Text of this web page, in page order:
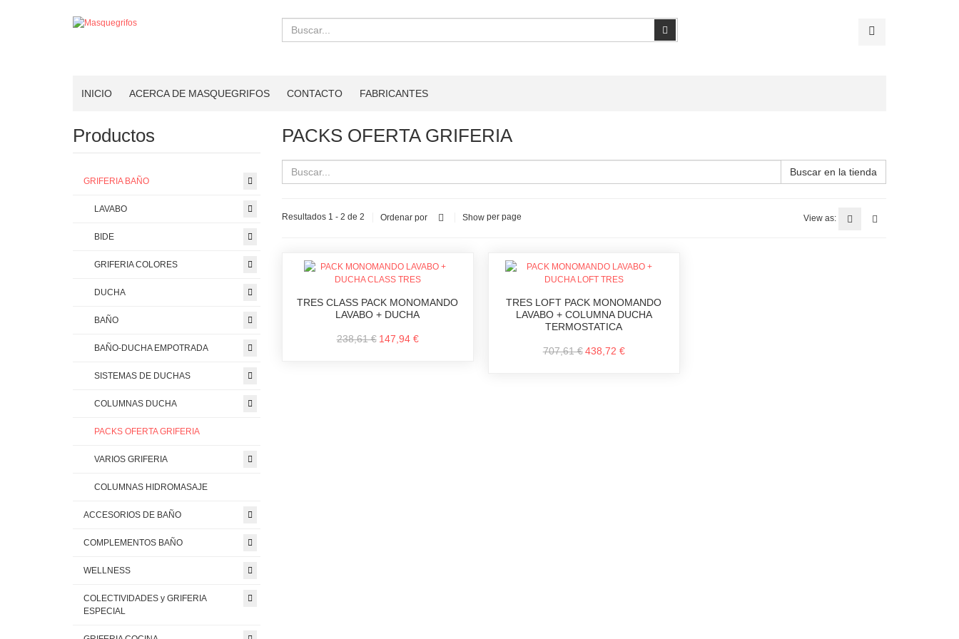
Buscar
INICIO ACERCA DE MASQUEGRIFOS CONTACTO FABRICANTES
PACKS OFERTA GRIFERIA
Buscar en la tienda
Resultados 1 - 2 de 2 Ordenar por Show per page View as:
TRES CLASS PACK MONOMANDO
LAVABO + DUCHA
238,61 € 147,94 €
TRES LOFT PACK MONOMANDO
LAVABO + COLUMNA DUCHA
TERMOSTATICA
707,61 € 438,72 €
Productos
GRIFERIA BAÑO
LAVABO
BIDE
GRIFERIA COLORES
DUCHA
BAÑO
BAÑO-DUCHA EMPOTRADA
SISTEMAS DE DUCHAS
COLUMNAS DUCHA
PACKS OFERTA GRIFERIA
VARIOS GRIFERIA
COLUMNAS HIDROMASAJE
ACCESORIOS DE BAÑO
COMPLEMENTOS BAÑO
WELLNESS
COLECTIVIDADES y GRIFERIA
ESPECIAL